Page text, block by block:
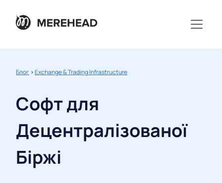
Блог >Exchange & Trading Infrastructure
Софт для
Децентралізованої
Біржі